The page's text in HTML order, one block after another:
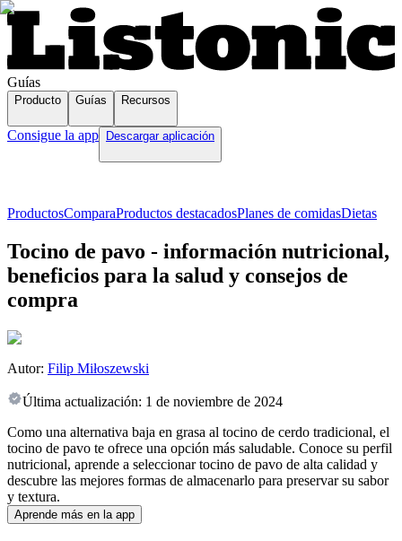
Guías
Producto Guías Recursos
Consigue la app Descargar aplicación
ProductosComparaProductos destacadosPlanes de comidasDietas
Tocino de pavo - información nutricional,
beneficios para la salud y consejos de
compra
Autor: Filip Miłoszewski
Última actualización: 1 de noviembre de 2024
Como una alternativa baja en grasa al tocino de cerdo tradicional, el
tocino de pavo te ofrece una opción más saludable. Conoce su perfil
nutricional, aprende a seleccionar tocino de pavo de alta calidad y
descubre las mejores formas de almacenarlo para preservar su sabor
y textura.
Aprende más en la app